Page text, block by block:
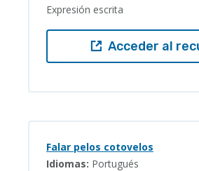
Expresión escrita
Acceder al
Falar pelos cotovelos
Idiomas: Portugués